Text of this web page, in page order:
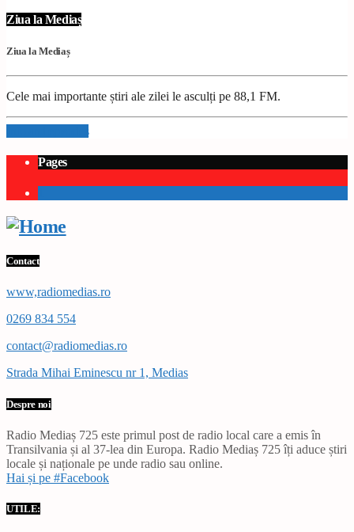
Ziua la Mediaș
Ziua la Mediaș
Cele mai importante știri ale zilei le asculți pe 88,1 FM.
Info and episodes
Pages
Contact
www,radiomedias.ro
0269 834 554
contact@radiomedias.ro
Strada Mihai Eminescu nr 1, Medias
Despre noi
Radio Mediaș 725 este primul post de radio local care a emis în
Transilvania și al 37-lea din Europa. Radio Mediaș 725 îți aduce știri
locale și naționale pe unde radio sau online.
Hai și pe #Facebook
UTILE: